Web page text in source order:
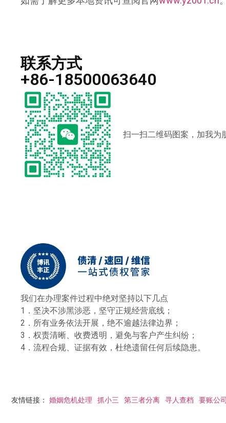
联系方式
+86-18500063640
扫一扫二维码图案，加我为
我们在办理案件过程中绝对坚持以下几点
1．坚决不涉黑涉恶，坚守正规经营底线；
2．所有业务依法开展，绝不逾越法律边界；
3．权责清晰、收费透明，避免与客户产生纠纷；
4．流程合规、证据有效，杜绝遗留任何后续隐患。
友情链接： 婚姻危机处理 抓小三 第三者分离 寻人查档 要账公司